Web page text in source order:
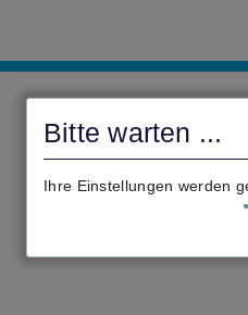
Bitte warten ...
Ihre Einstellungen werden